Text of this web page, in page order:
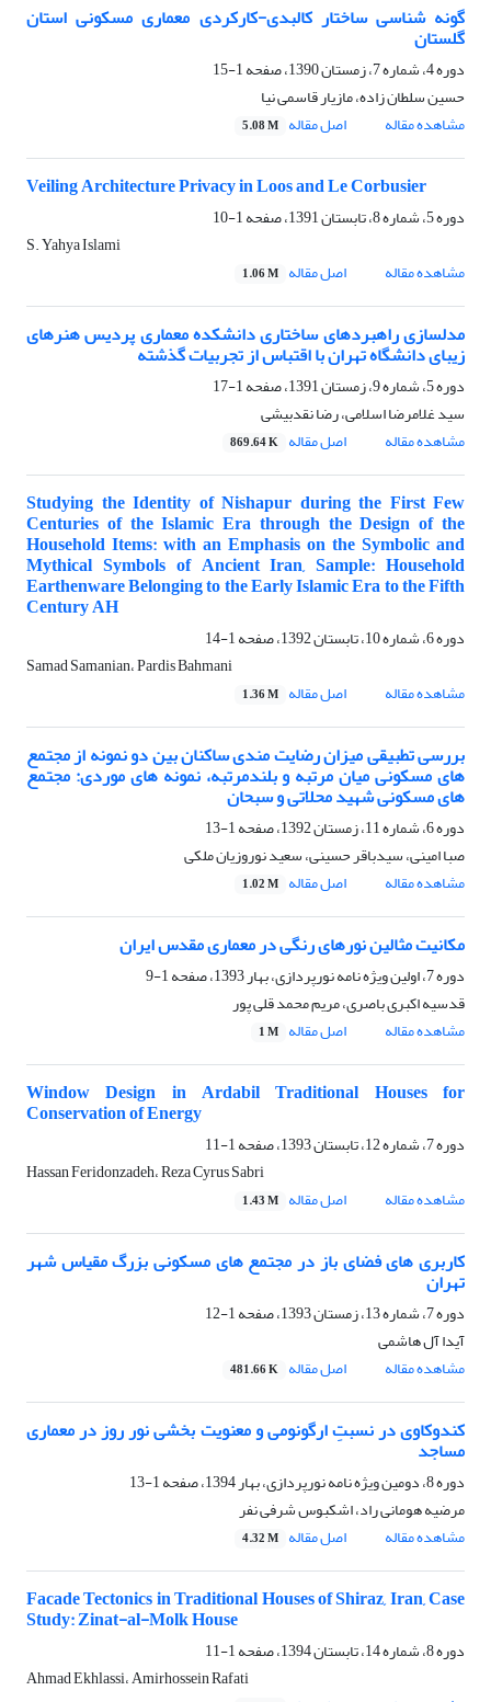
گونه شناسی ساختار کالبدی-کارکردی معماری مسکونی استان
گلستان
دوره 4، شماره 7، زمستان 1390، صفحه
1-15
حسین سلطان زاده، مازیار قاسمی نیا
مشاهده مقاله
اصل مقاله 5.08 M
Veiling Architecture Privacy in Loos and Le Corbusier
دوره 5، شماره 8، تابستان 1391، صفحه
1-10
S. Yahya Islami
مشاهده مقاله
اصل مقاله 1.06 M
مدلسازی راهبردهای ساختاری دانشکده معماری پردیس هنرهای
زیبای دانشگاه تهران با اقتباس از تجربیات گذشته
دوره 5، شماره 9، زمستان 1391، صفحه
1-17
سید غلامرضا اسلامی، رضا نقدبیشی
مشاهده مقاله
اصل مقاله 869.64 K
Studying the Identity of Nishapur during the First Few
Centuries of the Islamic Era through the Design of the
Household Items: with an Emphasis on the Symbolic and
Mythical Symbols of Ancient Iran, Sample: Household
Earthenware Belonging to the Early Islamic Era to the Fifth
Century AH
دوره 6، شماره 10، تابستان 1392، صفحه
1-14
Samad Samanian، Pardis Bahmani
مشاهده مقاله
اصل مقاله 1.36 M
بررسی تطبیقی میزان رضایت مندی ساکنان بین دو نمونه از مجتمع
های مسکونی میان مرتبه و بلندمرتبه، نمونه های موردی: مجتمع
های مسکونی شهید محلاتی و سبحان
دوره 6، شماره 11، زمستان 1392، صفحه
1-13
صبا امینی، سیدباقر حسینی، سعید نوروزیان ملکی
مشاهده مقاله
اصل مقاله 1.02 M
مکانیت مثالین نورهای رنگی در معماری مقدس ایران
دوره 7، اولین ویژه نامه نورپردازی، بهار 1393، صفحه
1-9
قدسیه اکبری باصری، مریم محمد قلی پور
مشاهده مقاله
اصل مقاله 1 M
Window Design in Ardabil Traditional Houses for
Conservation of Energy
دوره 7، شماره 12، تابستان 1393، صفحه
1-11
Hassan Feridonzadeh، Reza Cyrus Sabri
مشاهده مقاله
اصل مقاله 1.43 M
کاربری های فضای باز در مجتمع های مسکونی بزرگ مقیاس شهر
تهران
دوره 7، شماره 13، زمستان 1393، صفحه
1-12
آیدا آل هاشمی
مشاهده مقاله
اصل مقاله 481.66 K
کندوکاوی در نسبتِ ارگونومی و معنویت بخشی نور روز در معماری
مساجد
دوره 8، دومین ویژه نامه نورپردازی، بهار 1394، صفحه
1-13
مرضیه هومانی راد، اشکبوس شرفی نفر
مشاهده مقاله
اصل مقاله 4.32 M
Facade Tectonics in Traditional Houses of Shiraz, Iran, Case
Study: Zinat-al-Molk House
دوره 8، شماره 14، تابستان 1394، صفحه
1-11
Ahmad Ekhlassi، Amirhossein Rafati